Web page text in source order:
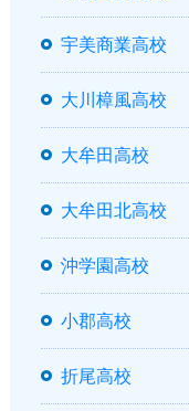
宇美商業高校
大川樟風高校
大牟田高校
大牟田北高校
沖学園高校
小郡高校
折尾高校